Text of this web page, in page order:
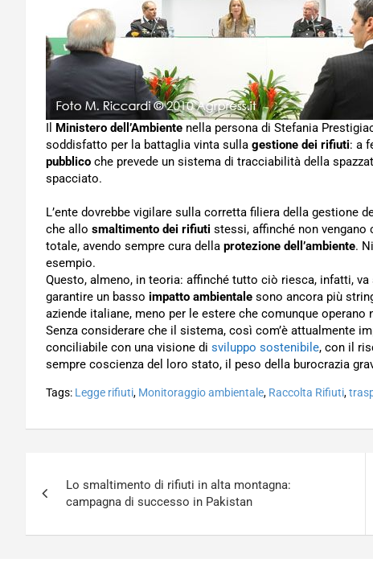
Il Ministero dell’Ambiente nella persona di Stefania
soddisfatto per la battaglia vinta sulla gestione dei rifiuti: a
pubblico che prevede un sistema di tracciabilità della
spacciato.
L’ente dovrebbe vigilare sulla corretta filiera della gestione
che allo smaltimento dei rifiuti stessi, affinché non
totale, avendo sempre cura della protezione dell’ambiente.
esempio.
Questo, almeno, in teoria: affinché tutto ciò riesca, infatti,
garantire un basso impatto ambientale sono ancora più
aziende italiane, meno per le estere che comunque
Senza considerare che il sistema, così com’è attualmente
conciliabile con una visione di sviluppo sostenibile, con il
sempre coscienza del loro stato, il peso della burocrazia
Tags: Legge rifiuti, Monitoraggio ambientale, Raccolta Rifiuti,
articoli
Lo smaltimento di rifiuti in alta montagna:
campagna di successo in Pakistan